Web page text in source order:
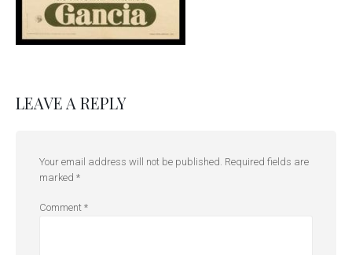
LEAVE A REPLY
Your email address will not be published. Required fields are
marked *
Comment *